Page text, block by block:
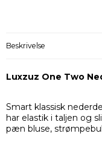
Beskrivelse
Luxzuz One Two
Smart klassisk
har elastik i taljen og
pæn bluse,